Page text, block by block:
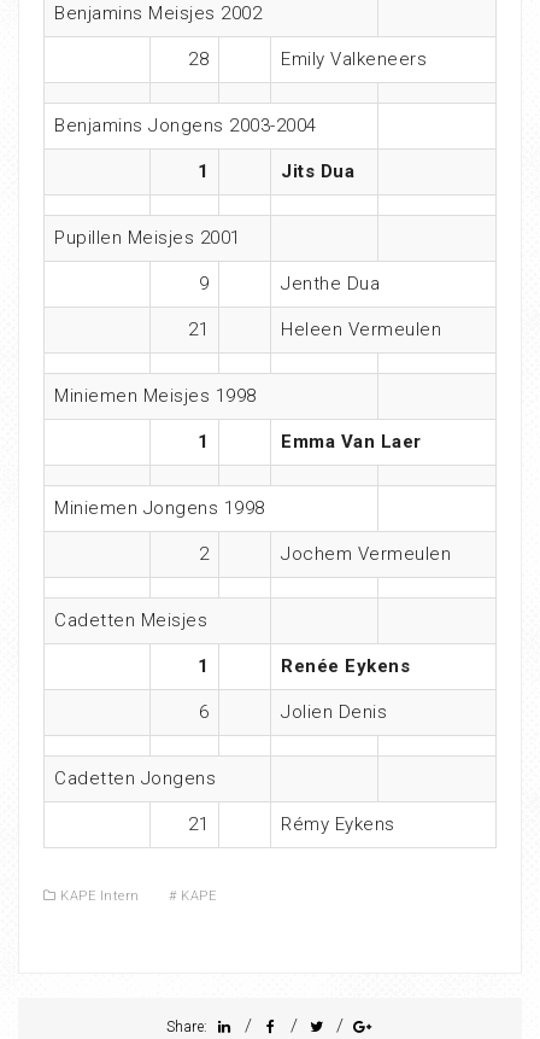
Benjamins Meisjes 2002
28 Emily Valkeneers
Benjamins Jongens 2003-2004
1 Jits Dua
Pupillen Meisjes 2001
9 Jenthe Dua
21 Heleen Vermeulen
Miniemen Meisjes 1998
1 Emma Van Laer
Miniemen Jongens 1998
2 Jochem Vermeulen
Cadetten Meisjes
1 Renée Eykens
6 Jolien Denis
Cadetten Jongens
21 Rémy Eykens
KAPE Intern # KAPE
Share: / / /